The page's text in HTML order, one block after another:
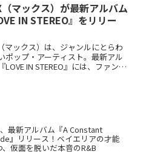
（マックス）が最新アルバム
IN STEREO』をリリー
マックス）は、ジャンルにとらわ
ポップ・アーティスト。最新アル
LOVE IN STEREO』には、ファンキ
最新アルバム『A Constant
』リリース！ベイエリアの才能
、仮面を脱いだ本音のR&B